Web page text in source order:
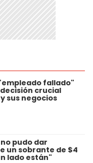
fallado"
crucial
sus negocios
pudo dar
un sobrante de $4
lado están"